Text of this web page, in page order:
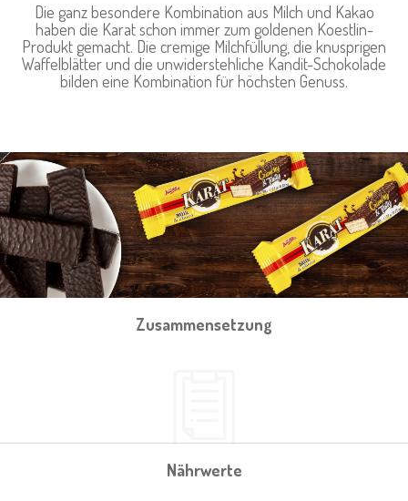
Die ganz besondere Kombination aus Milch und Kakao
haben die Karat schon immer zum goldenen Koestlin-
Produkt gemacht. Die cremige Milchfüllung, die knusprigen
Waffelblätter und die unwiderstehliche Kandit-Schokolade
bilden eine Kombination für höchsten Genuss.
Zusammensetzung
Nährwerte